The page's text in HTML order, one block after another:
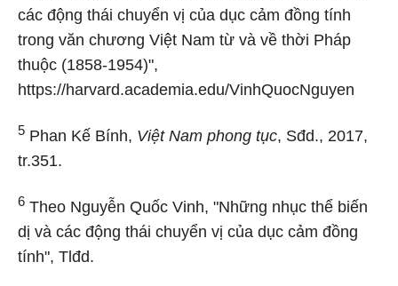
các động thái chuyển vị của dục cảm đồng tính
trong văn chương Việt Nam từ và về thời Pháp
thuộc (1858-1954)",
https://harvard.academia.edu/VinhQuocNguyen
5 Phan Kế Bính, Việt Nam phong tục, Sđd., 2017,
tr.351.
6 Theo Nguyễn Quốc Vinh, "Những nhục thể biến
dị và các động thái chuyển vị của dục cảm đồng
tính", Tlđd.